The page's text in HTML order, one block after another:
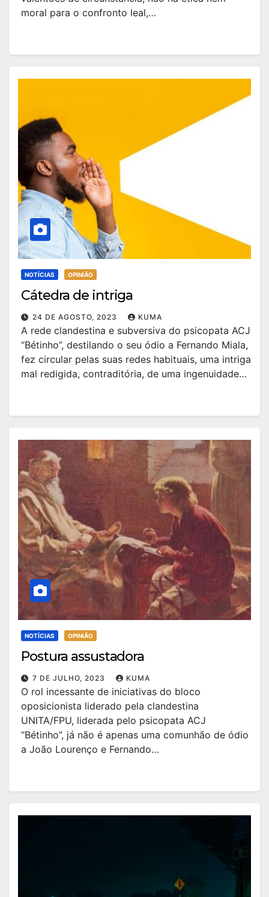
moral para o confronto leal,…
NOTÍCIAS OPINIÃO
Cátedra de intriga
24 DE AGOSTO, 2023 KUMA
A rede clandestina e subversiva do psicopata ACJ
“Bétinho”, destilando o seu ódio a Fernando Miala,
fez circular pelas suas redes habituais, uma intriga
mal redigida, contraditória, de uma ingenuidade…
NOTÍCIAS OPINIÃO
Postura assustadora
7 DE JULHO, 2023 KUMA
O rol incessante de iniciativas do bloco
oposicionista liderado pela clandestina
UNITA/FPU, liderada pelo psicopata ACJ
“Bétinho”, já não é apenas uma comunhão de ódio
a João Lourenço e Fernando…